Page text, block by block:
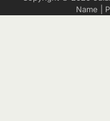
Name |